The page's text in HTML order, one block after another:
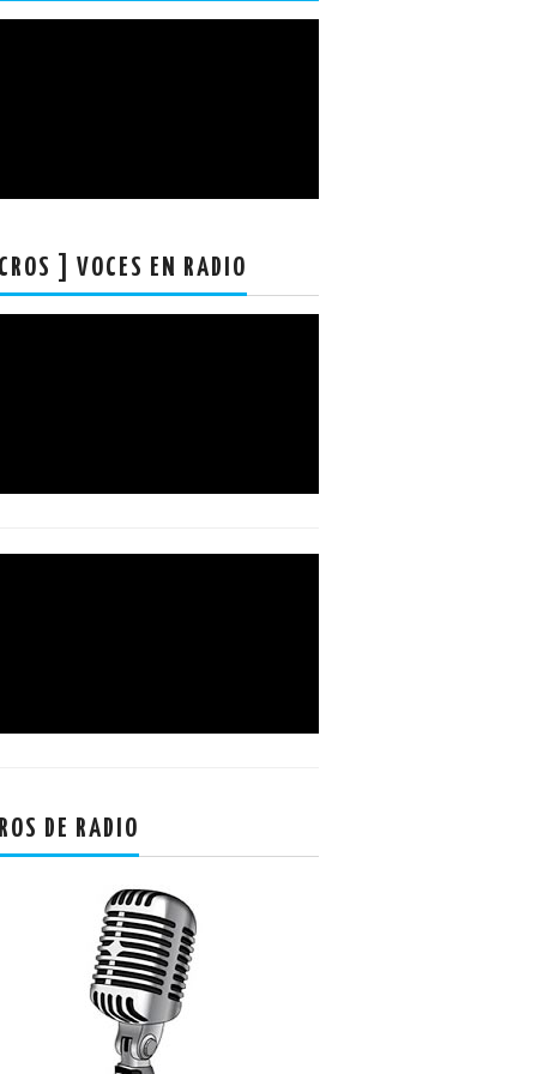
] VOCES EN RADIO
DE RADIO